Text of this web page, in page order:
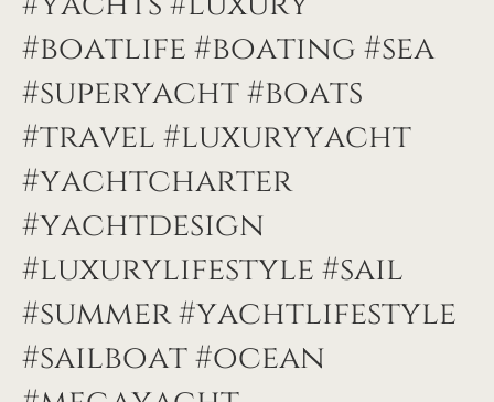
#boatlife #boating #sea
#superyacht #boats
#travel #luxuryyacht
#yachtcharter
#yachtdesign
#luxurylifestyle #sail
#summer #yachtlifestyle
#sailboat #ocean